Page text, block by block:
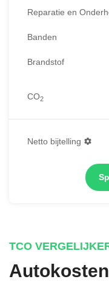
Reparatie en
Banden
Brandstof
CO2
Netto bijtelling
TCO